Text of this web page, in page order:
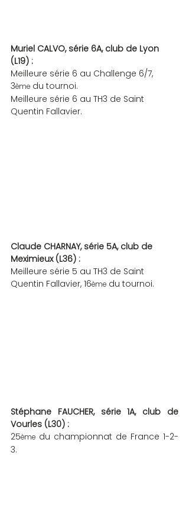
Muriel CALVO, série 6A, club de Lyon
(L19) :
Meilleure série 6 au Challenge 6/7,
3ème du tournoi.
Meilleure série 6 au TH3 de Saint
Quentin Fallavier.
Claude CHARNAY, série 5A, club de
Meximieux (L36) :
Meilleure série 5 au TH3 de Saint
Quentin Fallavier, 16ème du tournoi.
Stéphane FAUCHER, série 1A, club de
Vourles (L30) :
25ème du championnat de France 1-2-
3.